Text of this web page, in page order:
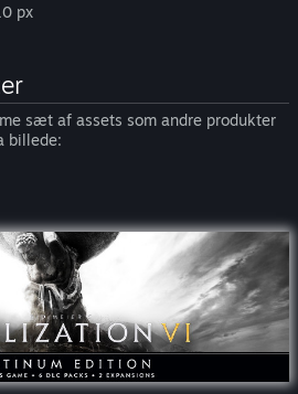
px
sæt af assets som andre produkter
billede: